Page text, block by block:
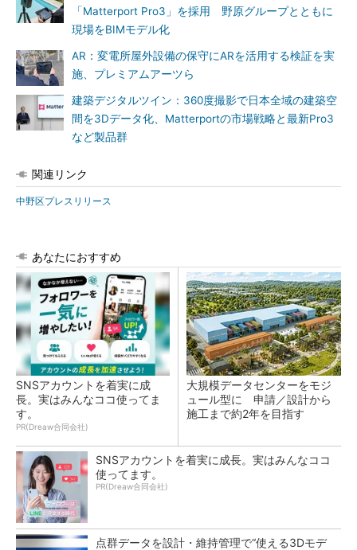
「Matterport Pro3」を採用 野原グループとともに
現場をBIMモデル化
AR：変電所屋外設備の保守にARを活用する検証を実
施、プレミアムアーツら
建築デジタルツイン：360度撮影で日本全域の建築空
間を3Dデータ化、Matterportの市場戦略と最新Pro3
など製品群
関連リンク
中野区プレスリリース
あなたにおすすめ
SNSアカウントを着実に成
長。実はみんなココ使ってま
す。
PR(Dreaw合同会社)
大規模データセンターをモジ
ュール型に 申請／設計から
施工まで約2年を目指す
SNSアカウントを着実に成長。実はみんなココ
使ってます。
PR(Dreaw合同会社)
点群データを設計・維持管理で“使える3Dモデ